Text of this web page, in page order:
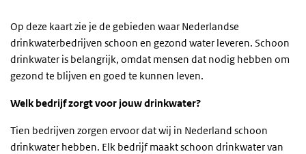
Op deze kaart zie je de gebieden waar Nederlandse
drinkwaterbedrijven schoon en gezond water leveren. Schoon
drinkwater is belangrijk, omdat mensen dat nodig hebben om
gezond te blijven en goed te kunnen leven.
Welk bedrijf zorgt voor jouw drinkwater?
Tien bedrijven zorgen ervoor dat wij in Nederland schoon
drinkwater hebben. Elk bedrijf maakt schoon drinkwater van